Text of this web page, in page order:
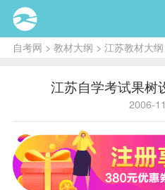
自考网 > 教材大纲 > 江苏教材大纲
江苏自学考试果树
2006-